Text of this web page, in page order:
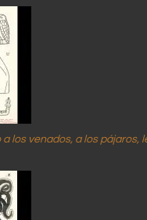
a los venados, a los pájaros,